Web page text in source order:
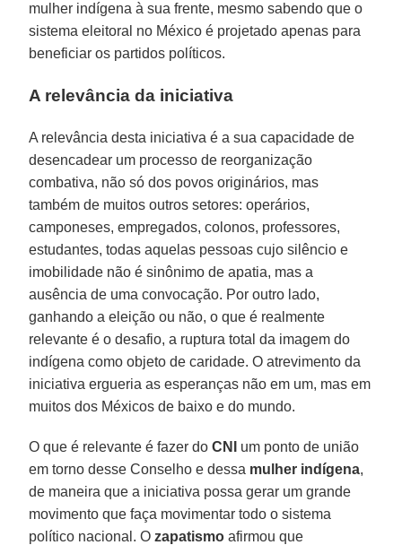
mulher indígena à sua frente, mesmo sabendo que o
sistema eleitoral no México é projetado apenas para
beneficiar os partidos políticos.
A relevância da iniciativa
A relevância desta iniciativa é a sua capacidade de
desencadear um processo de reorganização
combativa, não só dos povos originários, mas
também de muitos outros setores: operários,
camponeses, empregados, colonos, professores,
estudantes, todas aquelas pessoas cujo silêncio e
imobilidade não é sinônimo de apatia, mas a
ausência de uma convocação. Por outro lado,
ganhando a eleição ou não, o que é realmente
relevante é o desafio, a ruptura total da imagem do
indígena como objeto de caridade. O atrevimento da
iniciativa ergueria as esperanças não em um, mas em
muitos dos Méxicos de baixo e do mundo.
O que é relevante é fazer doCNI
um ponto de união
em torno desse Conselho e dessa mulher indígena,
de maneira que a iniciativa possa gerar um grande
movimento que faça movimentar todo o sistema
político nacional. Ozapatismo afirmou que